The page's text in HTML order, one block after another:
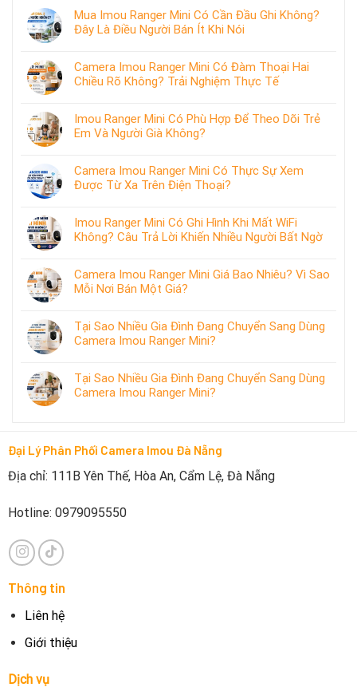
Mua Imou Ranger Mini Có Cần Đầu Ghi Không?
Đây Là Điều Người Bán Ít Khi Nói
Camera Imou Ranger Mini Có Đàm Thoại Hai
Chiều Rõ Không? Trải Nghiệm Thực Tế
Imou Ranger Mini Có Phù Hợp Để Theo Dõi Trẻ
Em Và Người Già Không?
Camera Imou Ranger Mini Có Thực Sự Xem
Được Từ Xa Trên Điện Thoại?
Imou Ranger Mini Có Ghi Hình Khi Mất WiFi
Không? Câu Trả Lời Khiến Nhiều Người Bất Ngờ
Camera Imou Ranger Mini Giá Bao Nhiêu? Vì Sao
Mỗi Nơi Bán Một Giá?
Tại Sao Nhiều Gia Đình Đang Chuyển Sang Dùng
Camera Imou Ranger Mini?
Tại Sao Nhiều Gia Đình Đang Chuyển Sang Dùng
Camera Imou Ranger Mini?
Đại Lý Phân Phối Camera Imou Đà Nẵng
Địa chỉ: 111B Yên Thế, Hòa An, Cẩm Lệ, Đà Nẵng
Hotline: 0979095550
Thông tin
Liên hệ
Giới thiệu
Dịch vụ